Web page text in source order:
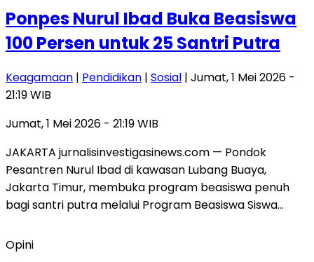
Ponpes Nurul Ibad Buka Beasiswa
100 Persen untuk 25 Santri Putra
Keagamaan | Pendidikan | Sosial | Jumat, 1 Mei 2026 -
21:19 WIB
Jumat, 1 Mei 2026 - 21:19 WIB
JAKARTA jurnalisinvestigasinews.com — Pondok
Pesantren Nurul Ibad di kawasan Lubang Buaya,
Jakarta Timur, membuka program beasiswa penuh
bagi santri putra melalui Program Beasiswa Siswa…
Opini